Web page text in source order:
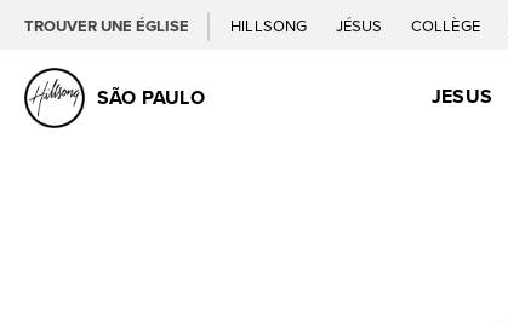
TROUVER UNE ÉGLISE HILLSONG JÉSUS COLLÈGE
SÃO PAULO JESUS